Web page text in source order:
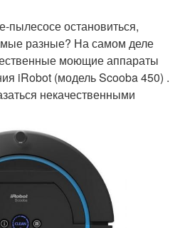
остановиться,
разные? На самом деле
моющие аппараты
iRobot (модель Scooba 450) .
некачественными